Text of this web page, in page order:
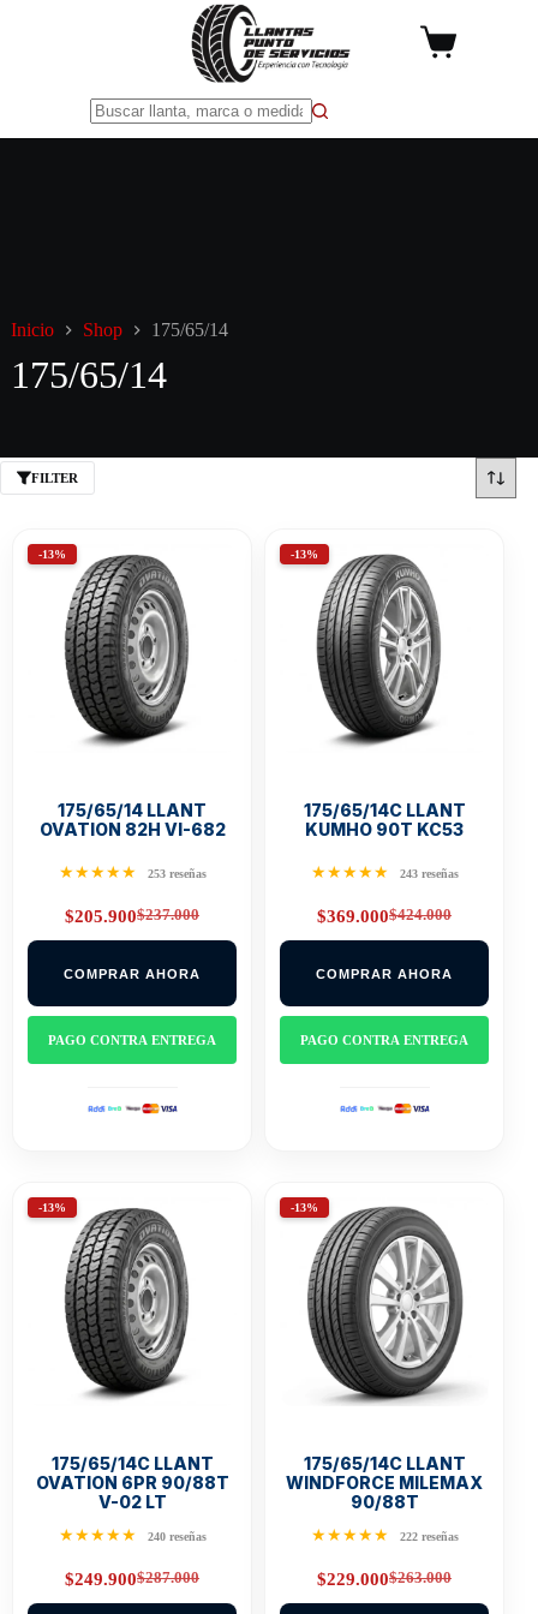
Carro
Inicio Shop 175/65/14
175/65/14
FILTER
-13%
175/65/14 LLANT
OVATION 82H VI-682
★★★★★ 253 reseñas
$237.000
Original
price
$237.000.
$205.900Current
price
$205.900.
COMPRAR AHORA
PAGO CONTRA ENTREGA
-13%
175/65/14C LLANT
KUMHO 90T KC53
★★★★★ 243 reseñas
$424.000
Original
price
$424.000.
$369.000Current
price
$369.000.
COMPRAR AHORA
PAGO CONTRA ENTREGA
-13%
175/65/14C LLANT
OVATION 6PR 90/88T
V-02 LT
★★★★★ 240 reseñas
$287.000
Original
price
$249.900Current
price
-13%
175/65/14C LLANT
WINDFORCE MILEMAX
90/88T
★★★★★ 222 reseñas
$263.000
Original
price
$229.000Current
price